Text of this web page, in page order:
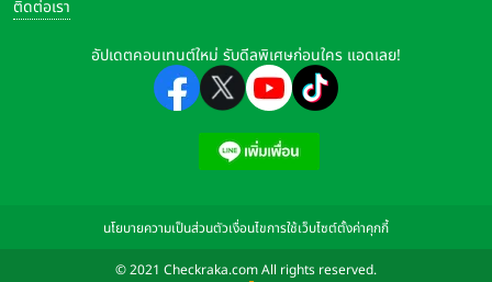
ติดต่อเรา
อัปเดตคอนเทนต์ใหม่ รับดีลพิเศษก่อนใคร แอดเลย!
นโยบายความเป็นส่วนตัวเงื่อนไขการใช้เว็บไซต์ตั้งค่าคุกกี้
© 2021 Checkraka.com All rights reserved.